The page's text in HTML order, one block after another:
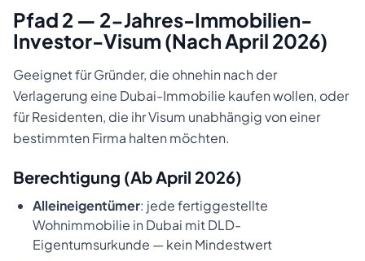
Pfad 2 — 2-Jahres-Immobilien-
Investor-Visum (Nach April 2026)
Geeignet für Gründer, die ohnehin nach der
Verlagerung eine Dubai-Immobilie kaufen wollen, oder
für Residenten, die ihr Visum unabhängig von einer
bestimmten Firma halten möchten.
Berechtigung (Ab April 2026)
Alleineigentümer: jede fertiggestellte
Wohnimmobilie in Dubai mit DLD-
Eigentumsurkunde — kein Mindestwert